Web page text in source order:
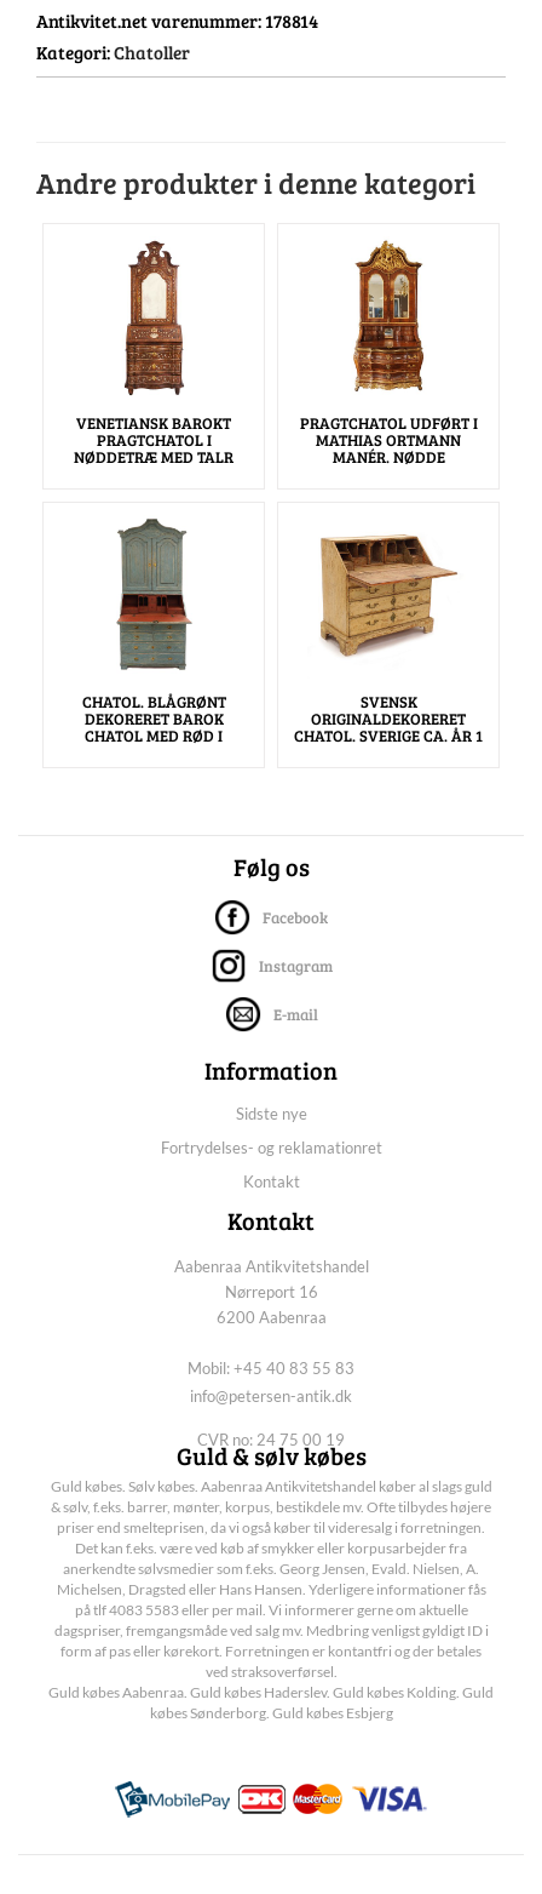
Antikvitet.net varenummer:178814
Kategori:Chatoller
Andre produkter i denne kategori
VENETIANSK BAROKT
PRAGTCHATOL I
NØDDETRÆ MED TALR
PRAGTCHATOL UDFØRT I
MATHIAS ORTMANN
MANÉR. NØDDE
CHATOL. BLÅGRØNT
DEKORERET BAROK
CHATOL MED RØD I
SVENSK
ORIGINALDEKORERET
CHATOL. SVERIGE CA. ÅR 1
Følg os
Facebook
Instagram
E-mail
Information
Sidste nye
Fortrydelses- og reklamationret
Kontakt
Kontakt
Aabenraa Antikvitetshandel
Nørreport 16
6200 Aabenraa
Mobil: +45 40 83 55 83
info@petersen-antik.dk
CVR no: 24 75 00 19
Guld & sølv købes
Guld købes. Sølv købes. Aabenraa Antikvitetshandel køber al slags guld
& sølv, f.eks. barrer, mønter, korpus, bestikdele mv. Ofte tilbydes højere
priser end smelteprisen, da vi også køber til videresalg i forretningen.
Det kan f.eks. være ved køb af smykker eller korpusarbejder fra
anerkendte sølvsmedier som f.eks. Georg Jensen, Evald. Nielsen, A.
Michelsen, Dragsted eller Hans Hansen. Yderligere informationer fås
på tlf 4083 5583 eller per mail. Vi informerer gerne om aktuelle
dagspriser, fremgangsmåde ved salg mv. Medbring venligst gyldigt ID i
form af pas eller kørekort. Forretningen er kontantfri og der betales
ved straksoverførsel.
Guld købes Aabenraa. Guld købes Haderslev. Guld købes Kolding. Guld
købes Sønderborg. Guld købes Esbjerg